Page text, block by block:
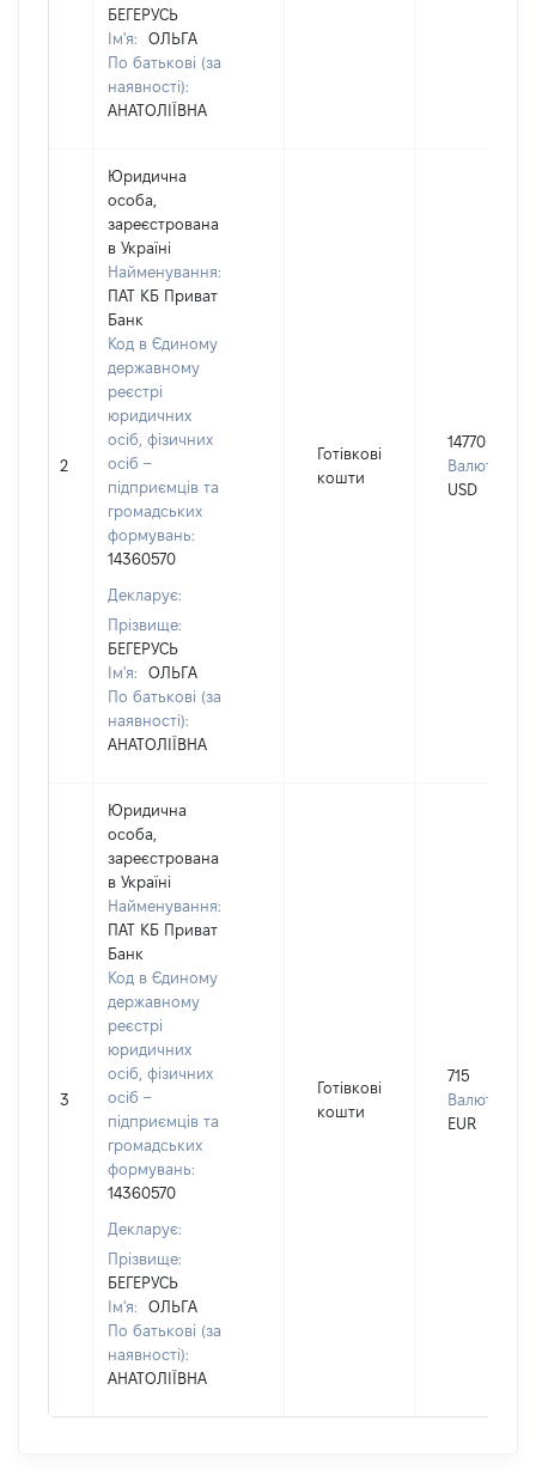
БЕГЕРУСЬ
Ім'я:
ОЛЬГА
По батькові (за
наявності):
АНАТОЛІЇВНА
2
Юридична
особа,
зареєстрована
в Україні
Найменування:
ПАТ КБ Приват
Банк
Код в Єдиному
державному
реєстрі
юридичних
осіб, фізичних
осіб –
підприємців та
громадських
формувань:
14360570
Декларує:
Прізвище:
БЕГЕРУСЬ
Ім'я:
ОЛЬГА
По батькові (за
наявності):
АНАТОЛІЇВНА
Готівкові
кошти
14770
Валюта:
USD
3
Юридична
особа,
зареєстрована
в Україні
Найменування:
ПАТ КБ Приват
Банк
Код в Єдиному
державному
реєстрі
юридичних
осіб, фізичних
осіб –
підприємців та
громадських
формувань:
14360570
Декларує:
Прізвище:
БЕГЕРУСЬ
Ім'я:
ОЛЬГА
По батькові (за
наявності):
АНАТОЛІЇВНА
Готівкові
кошти
715
Валюта:
EUR